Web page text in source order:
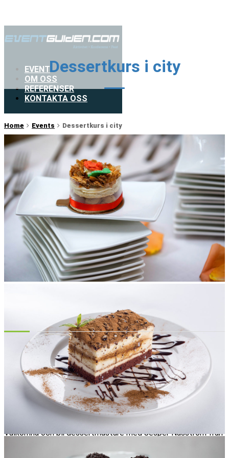
EVENT
OM OSS
REFERENSER
KONTAKTA OSS
Dessertkurs i city
Home Events Dessertkurs i city
Passar: 10–40 personer
Två glas vin/öl/alkoholfritt ingår under aktviteten.
Önskar ni köpa till dessertvin går det alldeles utmärkt.
Gott och lyxigt matlagningsevent
Välkomna och bli dessertmästare med Jesper Näsström från
Det kommer lagas fyra säsongsbetonade desserter och ni